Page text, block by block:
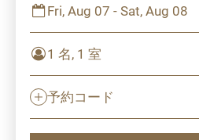
Fri, Aug 07 - Sat, Aug 08
1 名, 1 室
予約コード